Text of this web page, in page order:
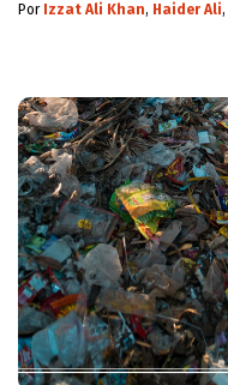
PorIzzat Ali Khan, Haider Ali,